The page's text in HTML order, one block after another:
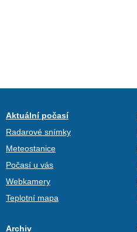
Aktuální počasí
Radarové snímky
Meteostanice
Počasí u vás
Webkamery
Teplotní mapa
Archiv